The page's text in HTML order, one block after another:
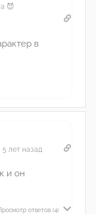
😈
в
5 лет назад
и он
ответов (4)